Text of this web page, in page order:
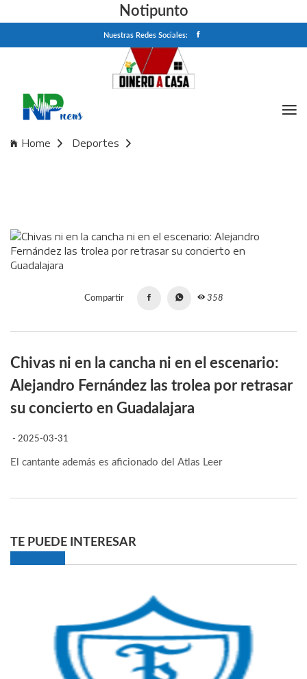
Notipunto
Nuestras Redes Sociales:
Home
Deportes
Compartir 358
Chivas ni en la cancha ni en el escenario:
Alejandro Fernández las trolea por retrasar
su concierto en Guadalajara
- 2025-03-31
El cantante además es aficionado del Atlas Leer
TE PUEDE INTERESAR